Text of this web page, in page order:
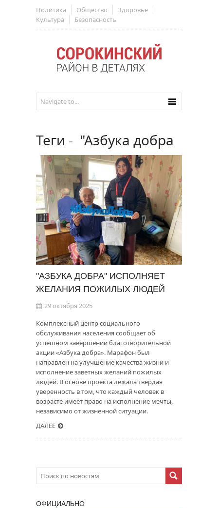
Политика Общество
Здоровье
Культура
Безопасность
Теги - "Азбука добра
"АЗБУКА ДОБРА" ИСПОЛНЯЕТ
ЖЕЛАНИЯ ПОЖИЛЫХ ЛЮДЕЙ
29 октября 2025
Комплексный центр социального
обслуживания населения сообщает об
успешном завершении благотворительной
акции «Азбука добра». Марафон был
направлен на улучшение качества жизни и
исполнение заветных желаний пожилых
людей. В основе проекта лежала твёрдая
уверенность в том, что каждый человек в
возрасте имеет право на исполнение мечты,
независимо от жизненной ситуации.
ДАЛЕЕ
ОФИЦИАЛЬНО